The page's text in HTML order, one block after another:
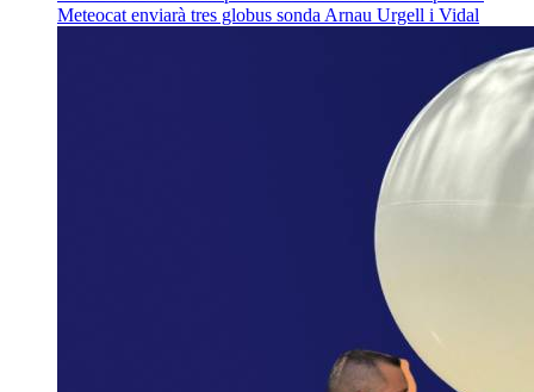
Meteocat enviarà tres globus sonda Arnau Urgell i Vidal